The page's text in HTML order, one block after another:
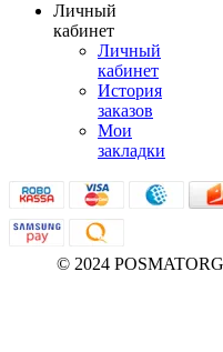
Личный
кабинет
Личный
кабинет
История
заказов
Мои
закладки
© 2024